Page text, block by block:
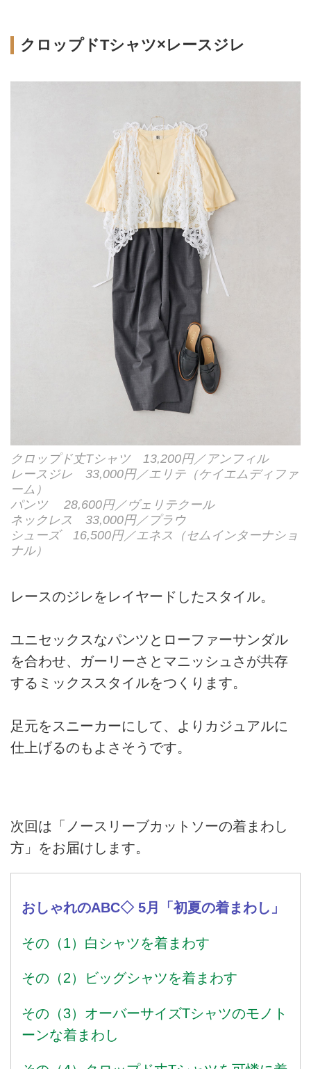
クロップドTシャツ×レースジレ
クロップド丈Tシャツ 13,200円／アンフィル
レースジレ 33,000円／エリテ（ケイエムディファ
ーム）
パンツ 28,600円／ヴェリテクール
ネックレス 33,000円／プラウ
シューズ 16,500円／エネス（セムインターナショ
ナル）
レースのジレをレイヤードしたスタイル。
ユニセックスなパンツとローファーサンダル
を合わせ、ガーリーさとマニッシュさが共存
するミックススタイルをつくります。
足元をスニーカーにして、よりカジュアルに
仕上げるのもよさそうです。
次回は「ノースリーブカットソーの着まわし
方」をお届けします。
おしゃれのABC◇ 5月「初夏の着まわし」
その（1）白シャツを着まわす
その（2）ビッグシャツを着まわす
その（3）オーバーサイズTシャツのモノト
ーンな着まわし